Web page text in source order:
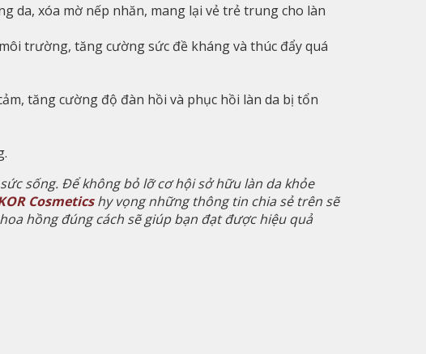
da, xóa mờ nếp nhăn, mang lại vẻ trẻ trung cho làn
trường, tăng cường sức đề kháng và thúc đẩy quá
tăng cường độ đàn hồi và phục hồi làn da bị tổn
sống. Để không bỏ lỡ cơ hội sở hữu làn da khỏe
Cosmeticshy vọng những thông tin chia sẻ trên sẽ
hồng đúng cách sẽ giúp bạn đạt được hiệu quả